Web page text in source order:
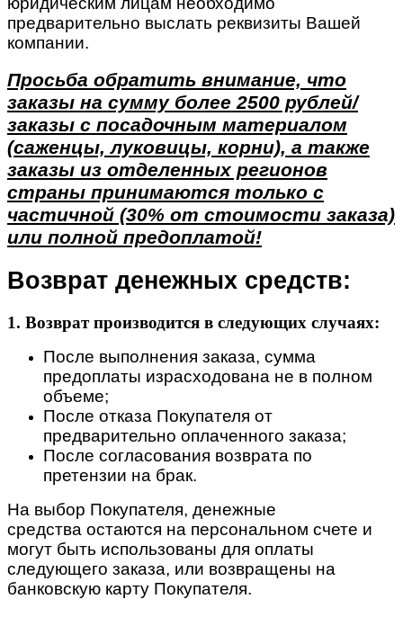
предварительно выслать реквизиты Вашей
компании.
Просьба обратить внимание, что
заказы на сумму более 2500 рублей/
заказы с посадочным материалом
(саженцы, луковицы, корни), а также
заказы из отделенных регионов
страны принимаются только с
частичной (30% от стоимости заказа)
или полной предоплатой!
Возврат денежных средств:
1. Возврат производится в следующих случаях:
После выполнения заказа, сумма
предоплаты израсходована не в полном
объеме;
После отказа Покупателя от
предварительно оплаченного заказа;
После согласования возврата по
претензии на брак.
На выбор Покупателя, денежные
средства остаются на персональном счете и
могут быть использованы для оплаты
следующего заказа, или возвращены на
банковскую карту Покупателя.